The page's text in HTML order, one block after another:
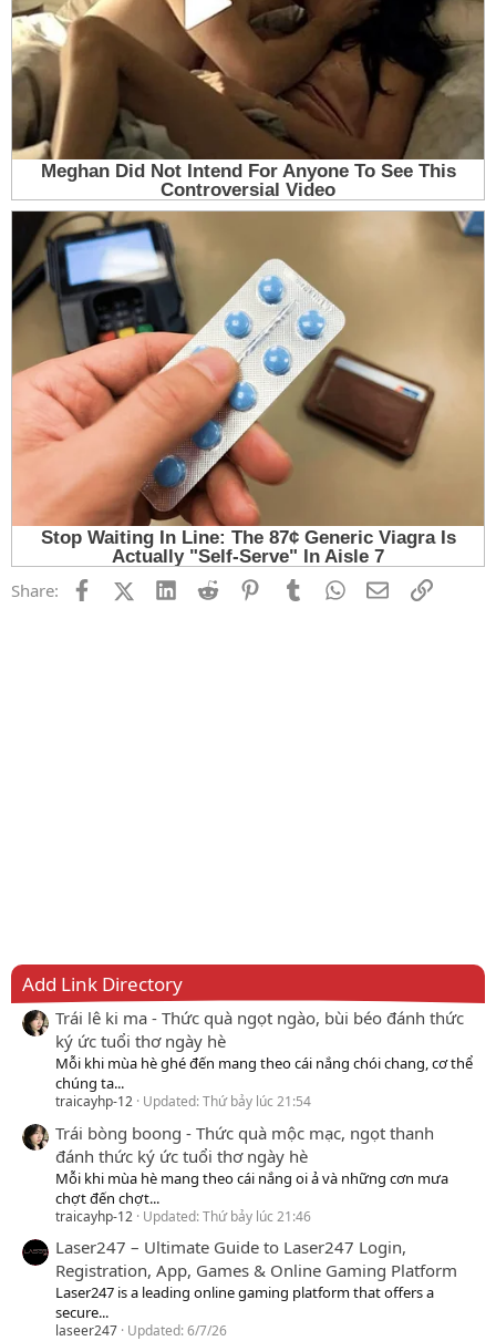
Share: FacebookX (Twitter)
LinkedInReddit PinterestTumblrWhatsApp
EmailLink
Add Link Directory
Trái lê ki ma - Thức quà ngọt ngào, bùi béo đánh thức
ký ức tuổi thơ ngày hè
Mỗi khi mùa hè ghé đến mang theo cái nắng chói chang, cơ thể
chúng ta...
traicayhp-12 Updated:Thứ bảy lúc 21:54
Trái bòng boong - Thức quà mộc mạc, ngọt thanh
đánh thức ký ức tuổi thơ ngày hè
Mỗi khi mùa hè mang theo cái nắng oi ả và những cơn mưa
chợt đến chợt...
traicayhp-12 Updated:Thứ bảy lúc 21:46
Laser247 – Ultimate Guide to Laser247 Login,
Registration, App, Games & Online Gaming Platform
Laser247 is a leading online gaming platform that offers a
secure...
laseer247 Updated:6/7/26